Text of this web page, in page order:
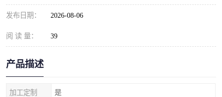
发布日期： 2026-08-06
阅 读 量： 39
产品描述
加工定制 是